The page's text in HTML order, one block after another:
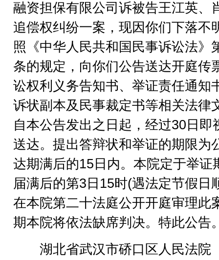
融资担保有限公司诉被告王江英、
追偿权纠纷一案，现因你们下落不
照《中华人民共和国民事诉讼法》
条的规定，向你们公告送达开庭传
讼权利义务告知书、举证责任通知
诉状副本及民事裁定书等相关法律
自本公告发出之日起，经过30日即
送达。提出答辩状和举证的期限为
达期满后的15日内。本院定于举证
届满后的第3日15时(遇法定节假日
在本院第二十法庭公开开庭审理此
期本院将依法缺席判决。特此公告
湖北省武汉市硚口区人民法院